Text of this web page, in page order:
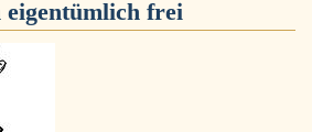
eigentümlich frei